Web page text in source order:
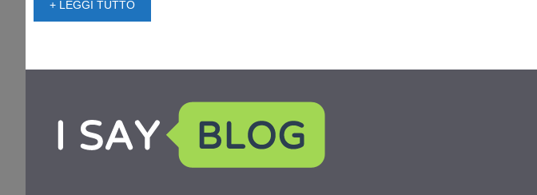
+ LEGGI TUTTO